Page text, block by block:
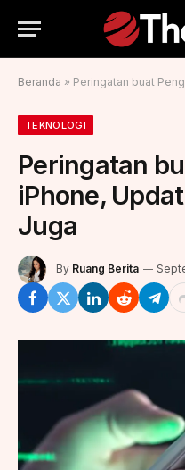
Beranda » Peringatan buat
TEKNOLOGI
Peringatan
iPhone,
Juga
By Ruang Berita